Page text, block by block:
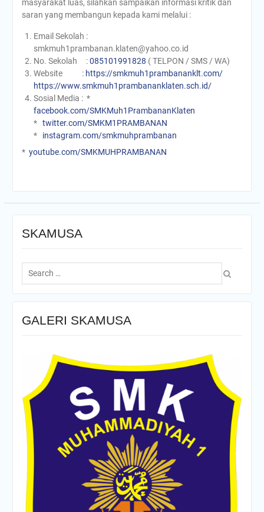
masyarakat luas, silahkan sampaikan informasi kritik dan
saran yang membangun kepada kami melalui :
Email Sekolah :
smkmuh1prambanan.klaten@yahoo.co.id
No. Sekolah :085101991828 ( TELPON / SMS / WA)
Website : https://smkmuh1prambananklt.com/
https://www.smkmuh1prambananklaten.sch.id/
Sosial Media : *
facebook.com/SMKMuh1PrambananKlaten
* twitter.com/SMKM1PRAMBANAN
* instagram.com/smkmuhprambanan
* youtube.com/SMKMUHPRAMBANAN
SKAMUSA
Search
for:
GALERI SKAMUSA